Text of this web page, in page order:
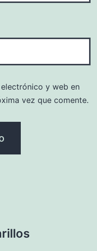
y web en
vez que comente.